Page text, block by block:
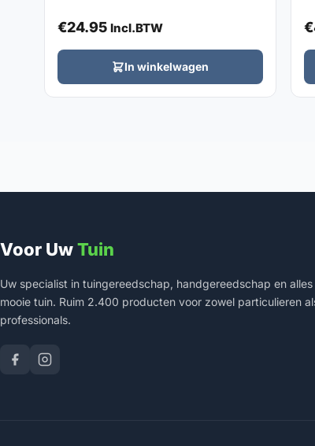
€24.95 Incl.BTW
In winkelwagen
€
Voor UwTuin
Uw specialist in tuingereedschap, handgereedschap en
mooie tuin. Ruim 2.400 producten voor zowel particulieren
professionals.